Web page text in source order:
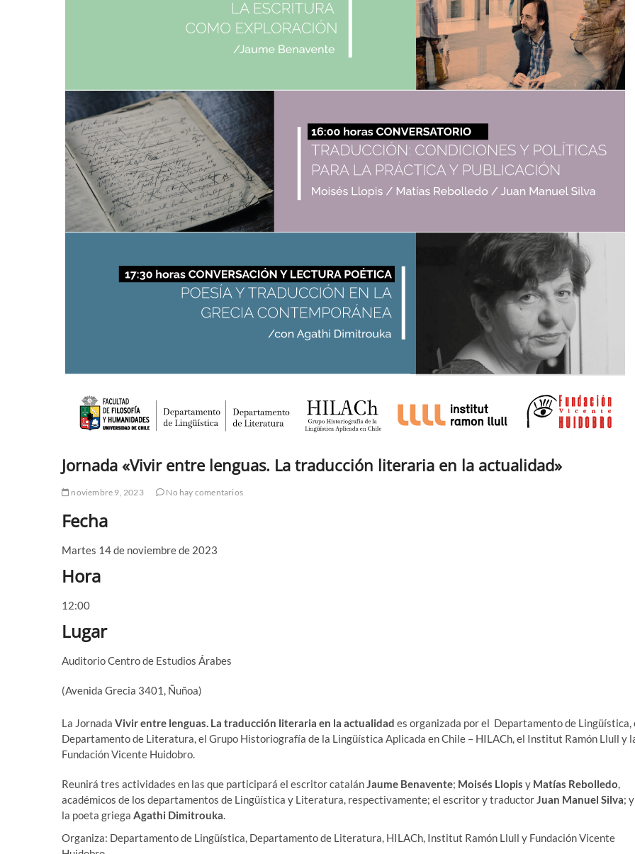
Jornada «Vivir entre lenguas. La traducción literaria en la actualidad»
noviembre 9, 2023 No hay comentarios
Fecha
Martes 14 de noviembre de 2023
Hora
12:00
Lugar
Auditorio Centro de Estudios Árabes
(Avenida Grecia 3401, Ñuñoa)
La Jornada Vivir entre lenguas. La traducción literaria en la actualidad es organizada por el Departamento de Lingüística,
Departamento de Literatura, el Grupo Historiografía de la Lingüística Aplicada en Chile – HILACh, el Institut Ramón Llull y
Fundación Vicente Huidobro.
Reunirá tres actividades en las que participará el escritor catalánJaume Benavente; Moisés Llopis y Matías Rebolledo,
académicos de los departamentos de Lingüística y Literatura, respectivamente; el escritor y traductorJuan Manuel Silva; y
la poeta griega Agathi Dimitrouka.
Organiza: Departamento de Lingüística, Departamento de Literatura, HILACh, Institut Ramón Llull y Fundación Vicente